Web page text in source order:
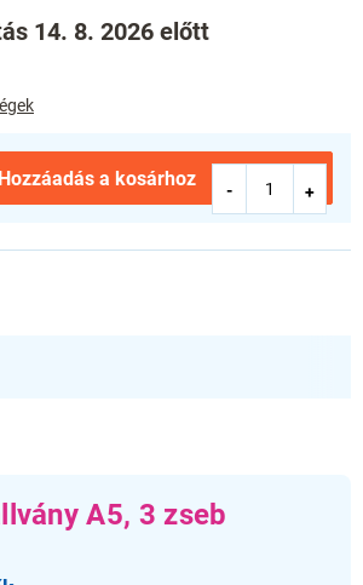
14. 8. 2026 előtt
Hozzáadás a kosárhoz
A5, 3 zseb